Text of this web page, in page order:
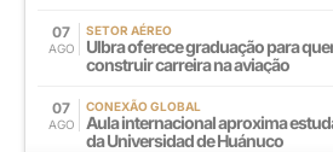
07
AGO
SETOR AÉREO
Ulbra oferece graduação para
construir carreira na aviação
07
AGO
CONEXÃO GLOBAL
Aula internacional aproxima
da Universidad de Huánuco